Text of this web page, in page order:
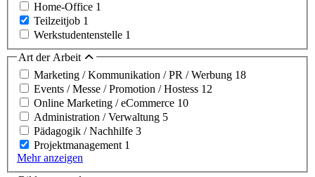
Home-Office 1
Teilzeitjob 1
Werkstudentenstelle 1
Art der Arbeit
Marketing / Kommunikation / PR / Werbung 18
Events / Messe / Promotion / Hostess 12
Online Marketing / eCommerce 10
Administration / Verwaltung 5
Pädagogik / Nachhilfe 3
Projektmanagement 1
Mehr anzeigen